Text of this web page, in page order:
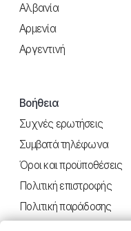
Αλβανία
Αρμενία
Αργεντινή
Βοήθεια
Συχνές ερωτήσεις
Συμβατά τηλέφωνα
Όροι και προϋποθέσεις
Πολιτική επιστροφής
Πολιτική παράδοσης